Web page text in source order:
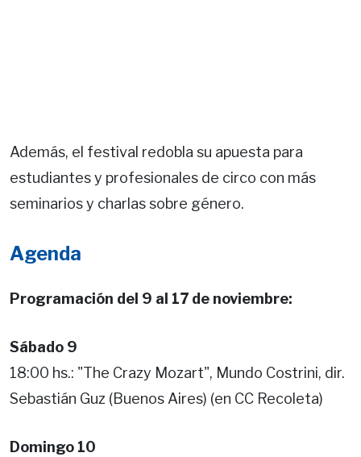
Además, el festival redobla su apuesta para
estudiantes y profesionales de circo con más
seminarios y charlas sobre género.
Agenda
Programación del 9 al 17 de noviembre:
Sábado 9
18:00 hs.: "The Crazy Mozart", Mundo Costrini, dir.
Sebastián Guz (Buenos Aires) (en CC Recoleta)
Domingo 10